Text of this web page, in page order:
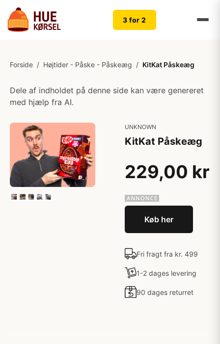
3 for 2
Forside / Højtider - Påske - Påskeæg / KitKat Påskeæg
Dele af indholdet på denne side kan være genereret
med hjælp fra AI.
UNKNOWN
KitKat Påskeæg
229,00 kr
Køb her
Fri fragt fra kr. 499
1-2 dages levering
90 dages returret